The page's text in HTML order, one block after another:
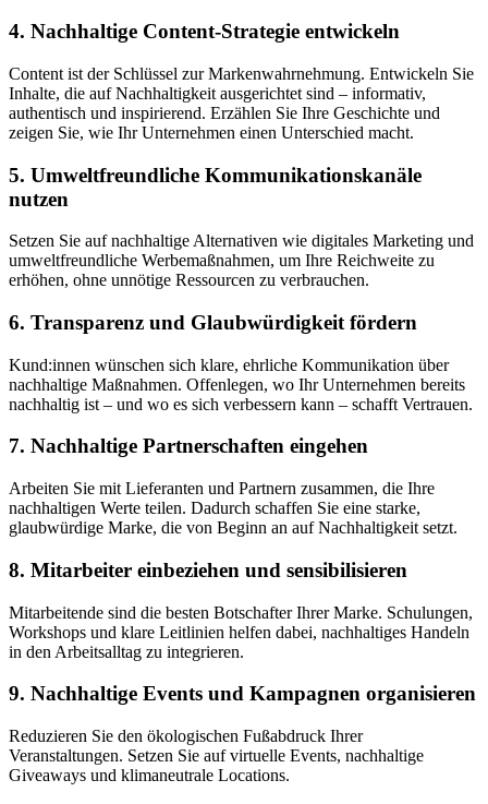
4. Nachhaltige Content-Strategie entwickeln
Content ist der Schlüssel zur Markenwahrnehmung. Entwickeln Sie
Inhalte, die auf Nachhaltigkeit ausgerichtet sind – informativ,
authentisch und inspirierend. Erzählen Sie Ihre Geschichte und
zeigen Sie, wie Ihr Unternehmen einen Unterschied macht.
5. Umweltfreundliche Kommunikationskanäle
nutzen
Setzen Sie auf nachhaltige Alternativen wie digitales Marketing und
umweltfreundliche Werbemaßnahmen, um Ihre Reichweite zu
erhöhen, ohne unnötige Ressourcen zu verbrauchen.
6. Transparenz und Glaubwürdigkeit fördern
Kund:innen wünschen sich klare, ehrliche Kommunikation über
nachhaltige Maßnahmen. Offenlegen, wo Ihr Unternehmen bereits
nachhaltig ist – und wo es sich verbessern kann – schafft Vertrauen.
7. Nachhaltige Partnerschaften eingehen
Arbeiten Sie mit Lieferanten und Partnern zusammen, die Ihre
nachhaltigen Werte teilen. Dadurch schaffen Sie eine starke,
glaubwürdige Marke, die von Beginn an auf Nachhaltigkeit setzt.
8. Mitarbeiter einbeziehen und sensibilisieren
Mitarbeitende sind die besten Botschafter Ihrer Marke. Schulungen,
Workshops und klare Leitlinien helfen dabei, nachhaltiges Handeln
in den Arbeitsalltag zu integrieren.
9. Nachhaltige Events und Kampagnen organisieren
Reduzieren Sie den ökologischen Fußabdruck Ihrer
Veranstaltungen. Setzen Sie auf virtuelle Events, nachhaltige
Giveaways und klimaneutrale Locations.